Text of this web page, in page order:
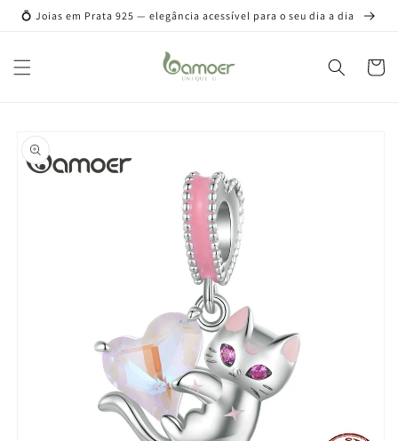
para o
💍 Joias em Prata 925 — elegância acessível para o seu dia a dia
as
informações
do produto